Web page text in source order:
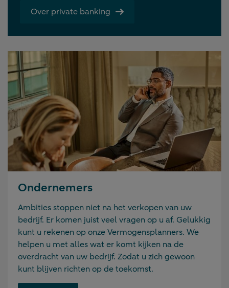
Over private banking
Ondernemers
Ambities stoppen niet na het verkopen van uw
bedrijf. Er komen juist veel vragen op u af. Gelukkig
kunt u rekenen op onze Vermogensplanners. We
helpen u met alles wat er komt kijken na de
overdracht van uw bedrijf. Zodat u zich gewoon
kunt blijven richten op de toekomst.